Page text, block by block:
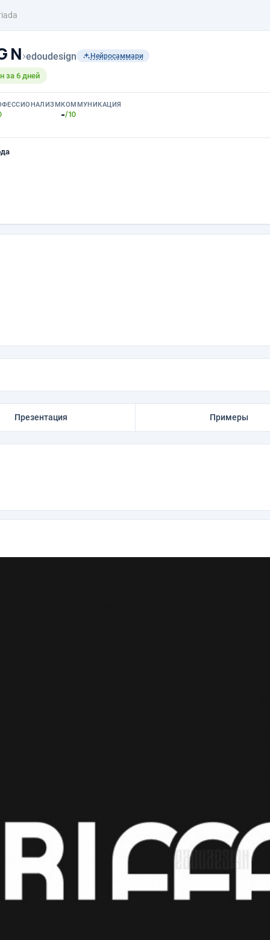
N›edoudesign Нейросаммари
за 6 дней
КОММУНИКАЦИЯ
-/10
Презентация Примеры